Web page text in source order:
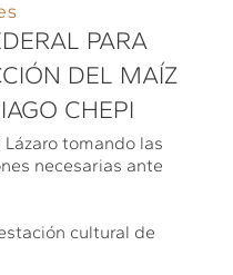
PARA
DEL MAÍZ
CHEPI
tomando las
necesarias ante
cultural de